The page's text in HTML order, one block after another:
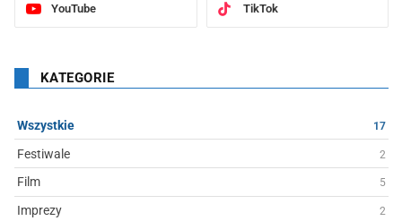
YouTube TikTok
KATEGORIE
Wszystkie 17
Festiwale 2
Film 5
Imprezy 2